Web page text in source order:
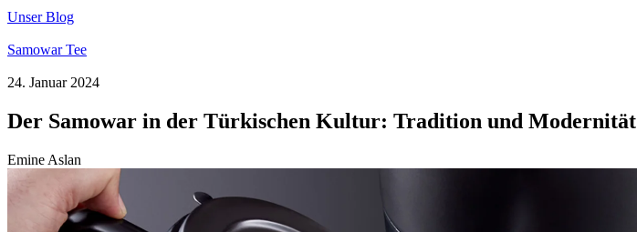
Unser Blog
Samowar Tee
24. Januar 2024
Der Samowar in der Türkischen Kultur: Tradition und Modernität
Emine Aslan